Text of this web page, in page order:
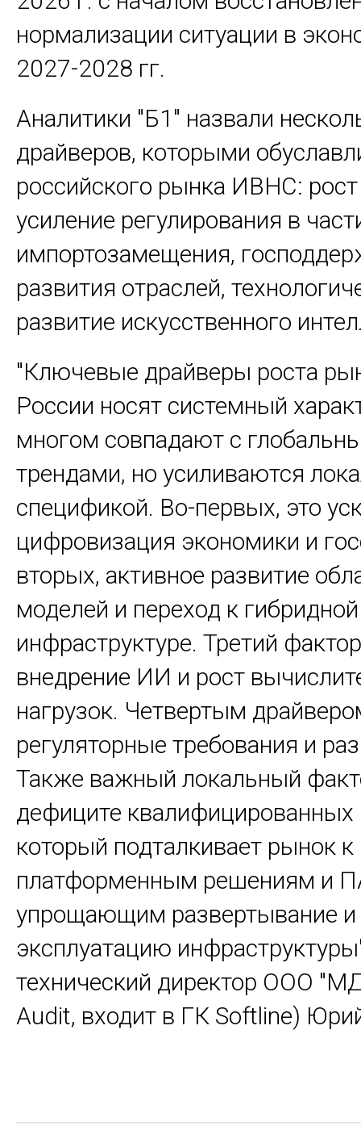
нормализации ситуации в
2027-2028 гг.
Аналитики "Б1" назвали
драйверов, которыми
российского рынка ИВНС:
усиление регулирования в
импортозамещения,
развития отраслей,
развитие искусственного
"Ключевые драйверы роста
России носят системный
многом совпадают с
трендами, но усиливаются
спецификой. Во-первых, это
цифровизация экономики и
вторых, активное развитие
моделей и переход к гибридной
инфраструктуре. Третий
внедрение ИИ и рост
нагрузок. Четвертым
регуляторные требования и
Также важный локальный
дефиците
который подталкивает рынок
платформенным решениям и
упрощающим развертывание и
эксплуатацию
технический директор ООО
Audit, входит в ГК Softline)